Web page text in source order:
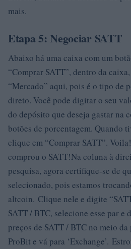
mais.
Etapa 5: Negociar SATT
Abaixo há uma caixa com um
“Comprar SATT”, dentro da
“Mercado” aqui, pois é o tipo de
direto. Você pode digitar o seu
do depósito que deseja gastar na
botões de porcentagem. Quando
clique em “Comprar SATT”.
comprou o SATT!Na coluna à
pesquisa, agora certifique-se de
selecionado, pois estamos
altcoin. Clique nele e digite
SATT / BTC, selecione esse par e
preços de SATT / BTC no meio
ProBit e vá para ‘Exchange’.